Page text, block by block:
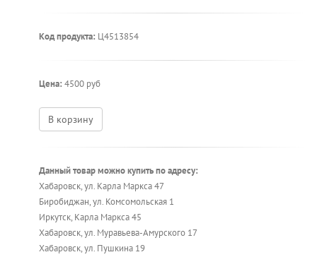
Код продукта: Ц4513854
Цена: 4500 руб
В корзину
Данный товар можно купить по адресу:
Хабаровск, ул. Карла Маркса 47
Биробиджан, ул. Комсомольская 1
Иркутск, Карла Маркса 45
Хабаровск, ул. Муравьева-Амурского 17
Хабаровск, ул. Пушкина 19